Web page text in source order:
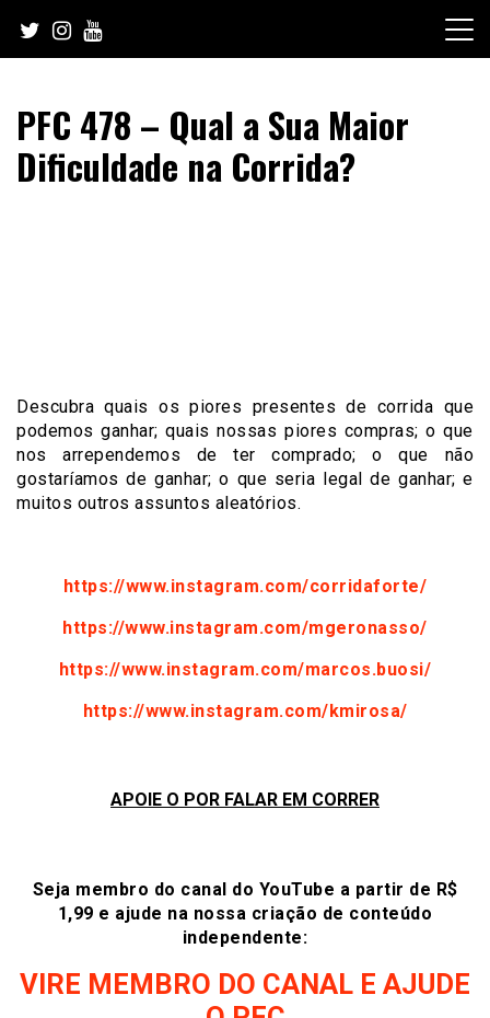
content
PFC 478 – Qual a Sua Maior
Dificuldade na Corrida?
Descubra quais os piores presentes de corrida que
podemos ganhar; quais nossas piores compras; o que
nos arrependemos de ter comprado; o que não
gostaríamos de ganhar; o que seria legal de ganhar; e
muitos outros assuntos aleatórios.
https://www.instagram.com/corridaforte/
https://www.instagram.com/mgeronasso/
https://www.instagram.com/marcos.buosi/
https://www.instagram.com/kmirosa/
APOIE O POR FALAR EM CORRER
Seja membro do canal do YouTube a partir de R$
1,99 e ajude na nossa criação de conteúdo
independente:
VIRE MEMBRO DO CANAL E AJUDE